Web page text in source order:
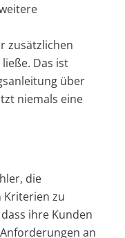
zusätzlichen
Das ist
über
niemals eine
die
Kriterien zu
ihre Kunden
an